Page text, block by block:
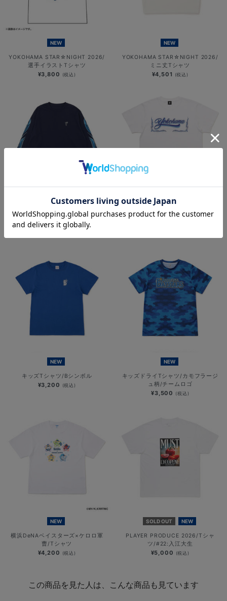
NEW
YOKOHAMA STAR☆NIGHT 2026/
選手イラストTシャツ
¥3,800 (税込)
NEW
YOKOHAMA STAR☆NIGHT 2026/
ミニ丈Tシャツ
¥4,501 (税込)
NEW
YOKOHAMA STAR☆NIGHT 2026/
速乾ロングTシャツ
NEW
横浜DeNAベイスターズ
NEW
キッズTシャツ/Bシンボル
¥3,200 (税込)
NEW
キッズドライTシャツ/カモフラージ
ュ柄/チームロゴ
¥3,500 (税込)
NEW
横浜DeNAベイスターズ×ケロロ軍
曹/Tシャツ
¥4,200 (税込)
SOLD OUT NEW
PLAYER PRODUCE 2026/Tシャ
ツ/#22:入江大生
¥5,000 (税込)
この商品を見た人は、こんな商品も見ています